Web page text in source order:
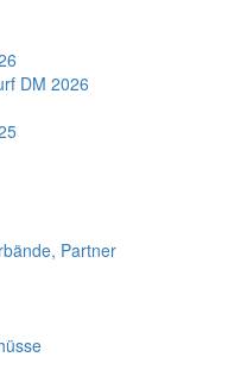
DM 2026
Partner